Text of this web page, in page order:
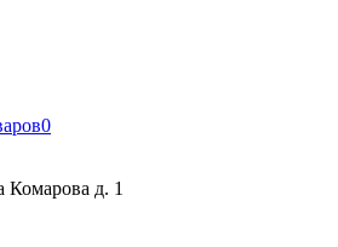
0
Комарова д. 1